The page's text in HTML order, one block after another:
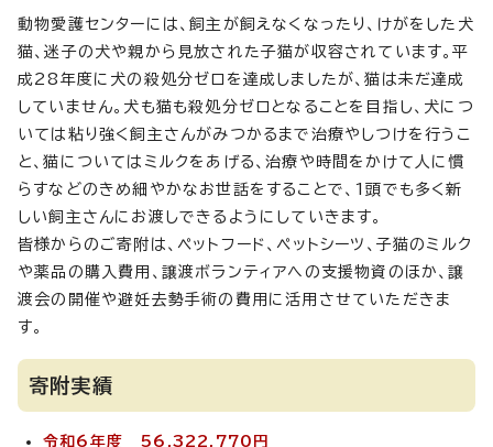
動物愛護センターには、飼主が飼えなくなったり、けがをした犬
猫、迷子の犬や親から見放された子猫が収容されています。平
成28年度に犬の殺処分ゼロを達成しましたが、猫は未だ達成
していません。犬も猫も殺処分ゼロとなることを目指し、犬につ
いては粘り強く飼主さんがみつかるまで治療やしつけを行うこ
と、猫についてはミルクをあげる、治療や時間をかけて人に慣
らすなどのきめ細やかなお世話をすることで、1頭でも多く新
しい飼主さんにお渡しできるようにしていきます。
皆様からのご寄附は、ペットフード、ペットシーツ、子猫のミルク
や薬品の購入費用、譲渡ボランティアへの支援物資のほか、譲
渡会の開催や避妊去勢手術の費用に活用させていただきま
す。
寄附実績
令和6年度 56,322,770円